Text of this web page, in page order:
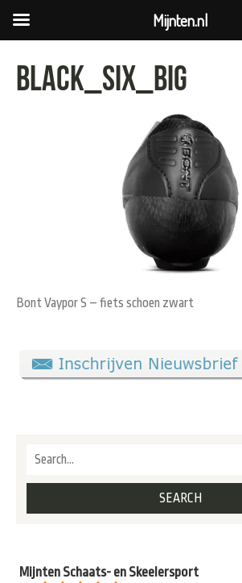
black_six_big
Bont Vaypor S – fiets schoen zwart
Mijnten Schaats- en Skeelersport
Mijnten.nl